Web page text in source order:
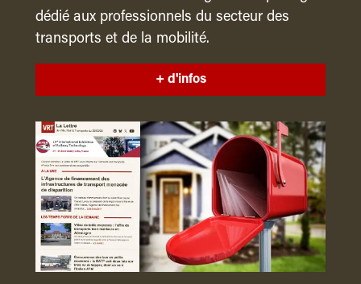
dédié aux professionnels du secteur des
transports et de la mobilité.
+ d'infos